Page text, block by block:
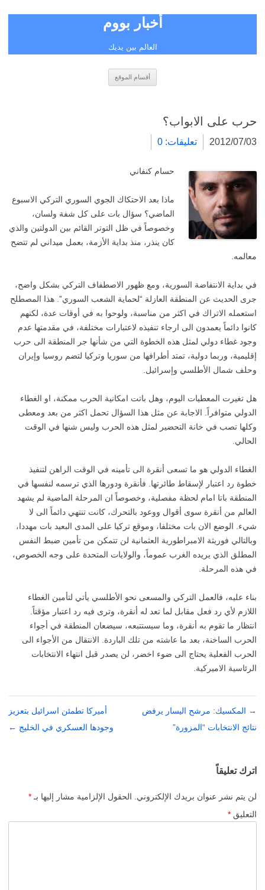
أخبار بووم
العالم بين يديك
أقسام الموقع
حرب على الابواب؟
2012/07/03 تعليقات: 0
حسام كنفاني
ماذا بعد الاحتكاك الجوي السوري التركي الاسبوع
الماضي؟ سؤال بات على كل شفة ولسان،
وخصوصاً في ظل التوتر القائم بين الدولتين والذي
كان ينذر، منذ بداية الأزمة، بعمل ميداني لم تتضح
معالمه.
في بداية الانتفاضة السورية، ومع ظهور الاصطفاف التركي بشكل واضح،
جرى الحديث عن المنطقة العازلة “لحماية الشعب السوري”. هذا المصطلح
استعمله الاتراك في اكثر من مناسبة، ولوحوا به في أوقات عدة، لكنهم
كانوا دائماً يعمدون الى ارجاء تنفيذه لاعتبارات مختلفة، في مقدمتها عدم
وجود غطاء دولي لمثل هذه الخطوة التي من شأنها جر المنطقة الى حرب
إقليمية، وربما دولية، تمتد أطرافها من سوريا وتركيا لتضم روسيا وإيران
وحلف شمال الأطلسي وإسرائيل.
هل تغيرت المعطيات اليوم، وهل باتت امكانية الحرب ممكنة، او الغطاء
الدولي متوافراً. الاجابة عن مثل هذا السؤال تحمل اكثر من بعد ومعطى
وكلها تصب في خانة التحضير لمثل هذه الحرب وليس شنها في الوقت
الحالي.
الغطاء الدولي هو ما تسعى أنقرة الى تأمينه في الوقت الراهن لتنفيذ
خطوة رد اعتبار لإسقاط طائرتها. فأنقرة ودورها الذي ترسمه لنفسها في
المنطقة باتا امام لحظة مفصلية، وخصوصاً ان المرحلة الماضية لم يشهد
العالم من أنقرة سوى أقوال ووعود بالتحرك، كانت تنتهي دائماً الى لا
شيء. الوضع الان بات مختلفا، وموقع تركيا على المدى البعيد بات مهددا،
وبالتالي فوريثة الامبراطورية العثمانية لن تتمكن من تأمين ضبط النفس
المطلق الذي يريده الغرب عموماً، والولايات المتحدة على وجه الخصوص،
في هذه المرحلة.
بناء عليه، فالعمل التركي والمسعى نحو الأطلسي يأتي لتأمين الغطاء
اللازم لأي رد فعل مقابل لما تعد له أنقرة، وترى فيه رد اعتبار مؤقتاً.
انتظار ما تقوم به أنقرة، وما سيستتبعه، سيضعان المنطقة في أجواء
الحرب الساخنة، بعد ما عاشته من تلك الباردة. الانتقال من الأجواء الى
الحرب الفعلية يحتاج الى ضوء اخضر، لن يصدر قبل انتهاء الانتخابات
الرئاسية الاميركية.
تصفّح
المقالات
→ المكسيك: مرشح اليسار يرفض
نتائج الانتخابات “المزورة”
أميركا تطمئن اسرائيل بتعزيز
وجودها العسكري في الخليج ←
اترك تعليقاً
لن يتم نشر عنوان بريدك الإلكتروني. الحقول الإلزامية مشار إليها بـ *
التعليق *